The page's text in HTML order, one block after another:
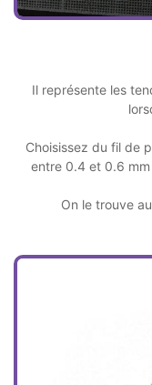
Il représente les
Choisissez du fil de
entre 0.4 et 0.6
On le trouve